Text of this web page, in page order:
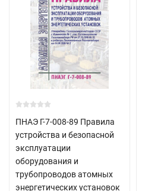
ПНАЭ Г-7-008-89 Правила
устройства и безопасной
эксплуатации
оборудования и
трубопроводов атомных
энергетических установок